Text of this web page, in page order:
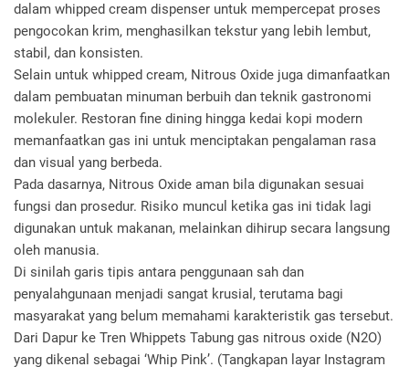
dalam whipped cream dispenser untuk mempercepat proses
pengocokan krim, menghasilkan tekstur yang lebih lembut,
stabil, dan konsisten.
Selain untuk whipped cream, Nitrous Oxide juga dimanfaatkan
dalam pembuatan minuman berbuih dan teknik gastronomi
molekuler. Restoran fine dining hingga kedai kopi modern
memanfaatkan gas ini untuk menciptakan pengalaman rasa
dan visual yang berbeda.
Pada dasarnya, Nitrous Oxide aman bila digunakan sesuai
fungsi dan prosedur. Risiko muncul ketika gas ini tidak lagi
digunakan untuk makanan, melainkan dihirup secara langsung
oleh manusia.
Di sinilah garis tipis antara penggunaan sah dan
penyalahgunaan menjadi sangat krusial, terutama bagi
masyarakat yang belum memahami karakteristik gas tersebut.
Dari Dapur ke Tren Whippets Tabung gas nitrous oxide (N2O)
yang dikenal sebagai ‘Whip Pink’. (Tangkapan layar Instagram